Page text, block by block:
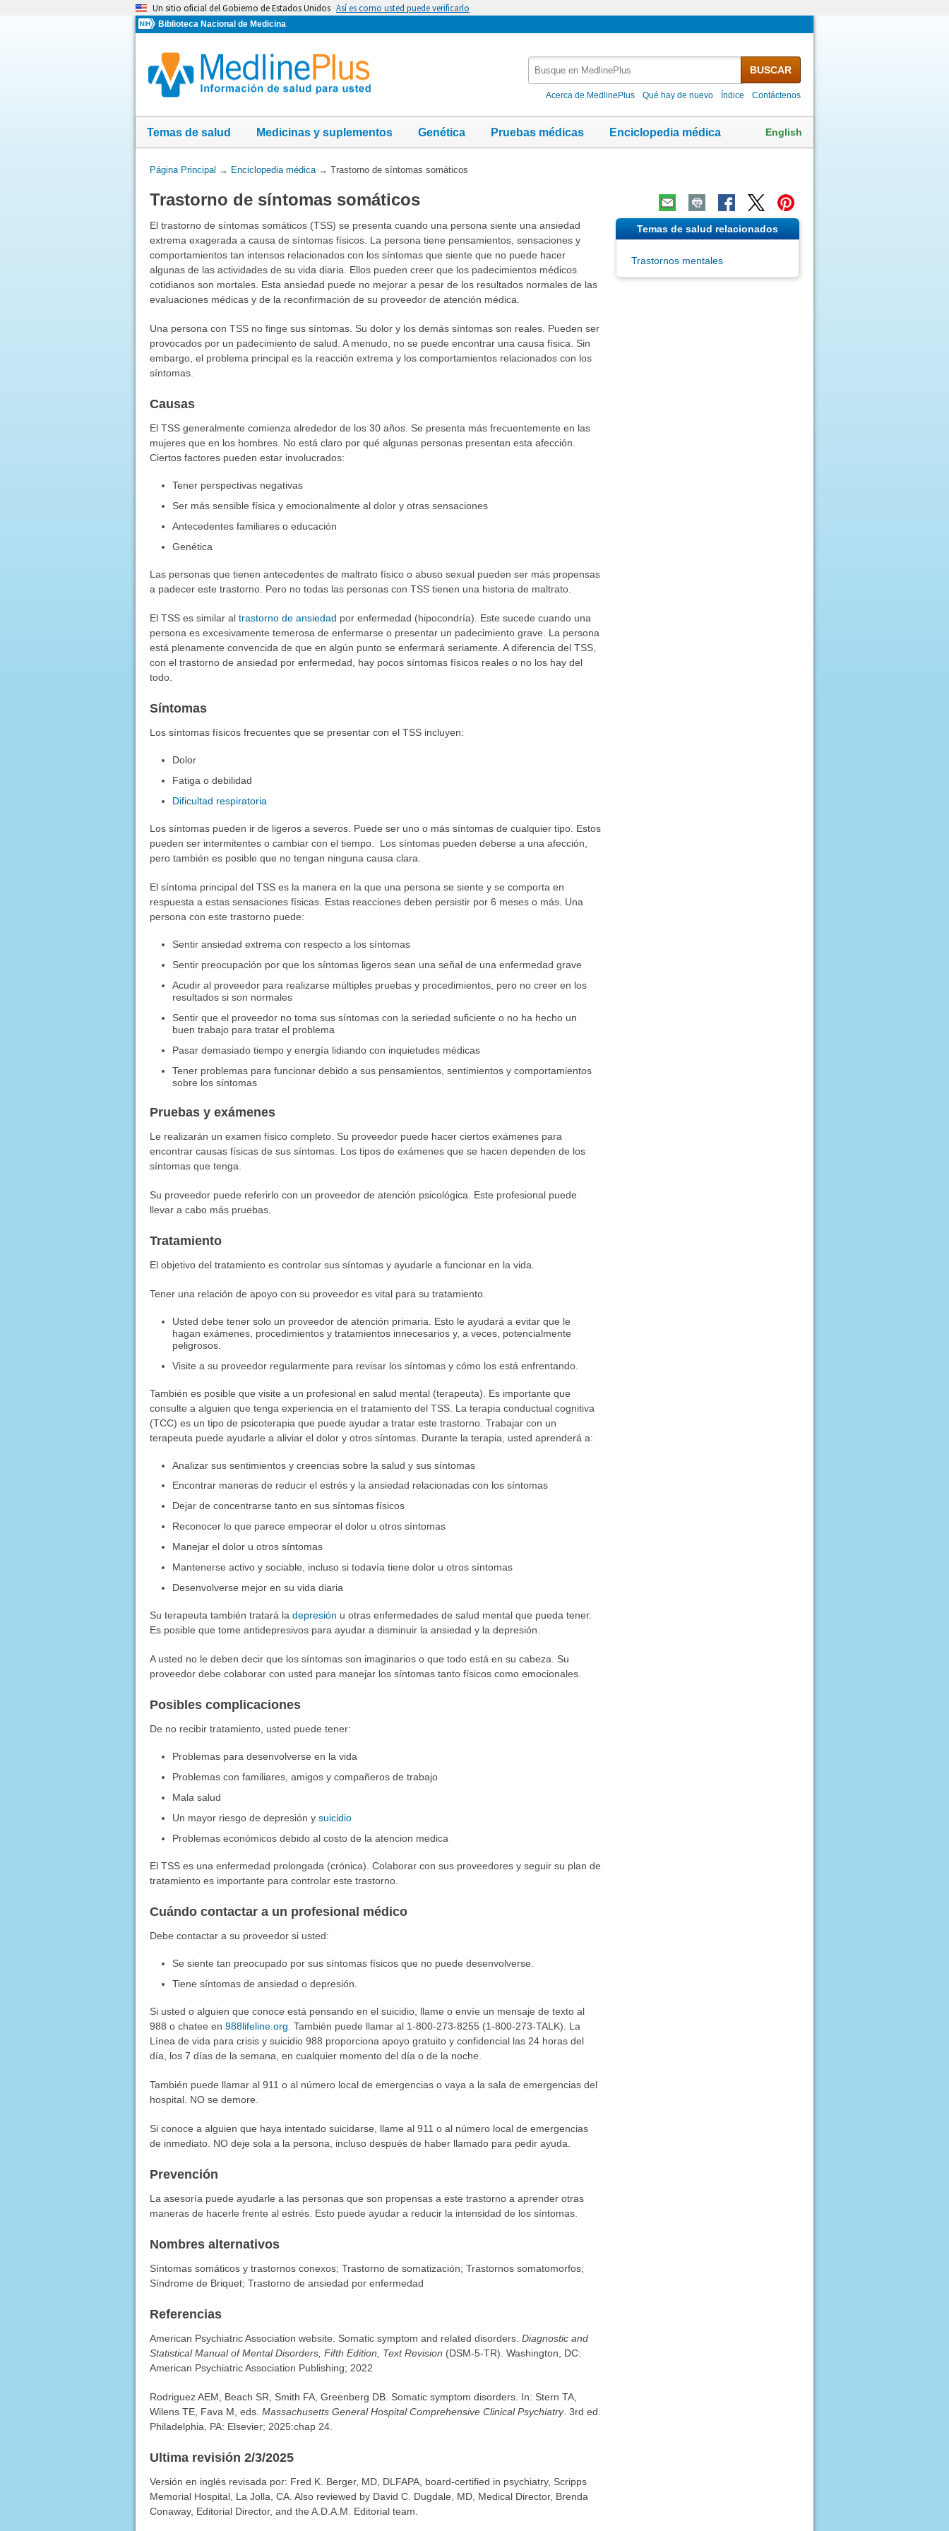
Un sitio oficial del Gobierno de Estados Unidos Así es como usted puede verificarlo
Biblioteca Nacional de Medicina
MedlinePlus
BUSCAR
Acerca de MedlinePlus Qué hay de nuevo Índice Contáctenos
Temas de salud Medicinas y suplementos Genética Pruebas médicas Enciclopedia médica English
Usted
aquí:
Página Principal → Enciclopedia médica→ Trastorno de síntomas somáticos
Trastorno de síntomas somáticos
El trastorno de síntomas somáticos (TSS) se presenta cuando una persona siente una ansiedad
extrema exagerada a causa de síntomas físicos. La persona tiene pensamientos, sensaciones y
comportamientos tan intensos relacionados con los síntomas que siente que no puede hacer
algunas de las actividades de su vida diaria. Ellos pueden creer que los padecimientos médicos
cotidianos son mortales. Esta ansiedad puede no mejorar a pesar de los resultados normales de las
evaluaciones médicas y de la reconfirmación de su proveedor de atención médica.
Una persona con TSS no finge sus síntomas. Su dolor y los demás síntomas son reales. Pueden ser
provocados por un padecimiento de salud. A menudo, no se puede encontrar una causa física. Sin
embargo, el problema principal es la reacción extrema y los comportamientos relacionados con los
síntomas.
Causas
El TSS generalmente comienza alrededor de los 30 años. Se presenta más frecuentemente en las
mujeres que en los hombres. No está claro por qué algunas personas presentan esta afección.
Ciertos factores pueden estar involucrados:
Tener perspectivas negativas
Ser más sensible física y emocionalmente al dolor y otras sensaciones
Antecedentes familiares o educación
Genética
Las personas que tienen antecedentes de maltrato físico o abuso sexual pueden ser más propensas
a padecer este trastorno. Pero no todas las personas con TSS tienen una historia de maltrato.
El TSS es similar al trastorno de ansiedad por enfermedad (hipocondría). Este sucede cuando una
persona es excesivamente temerosa de enfermarse o presentar un padecimiento grave. La persona
está plenamente convencida de que en algún punto se enfermará seriamente. A diferencia del TSS,
con el trastorno de ansiedad por enfermedad, hay pocos síntomas físicos reales o no los hay del
todo.
Síntomas
Los síntomas físicos frecuentes que se presentar con el TSS incluyen:
Dolor
Fatiga o debilidad
Dificultad respiratoria
Los síntomas pueden ir de ligeros a severos. Puede ser uno o más síntomas de cualquier tipo. Estos
pueden ser intermitentes o cambiar con el tiempo. Los síntomas pueden deberse a una afección,
pero también es posible que no tengan ninguna causa clara.
El síntoma principal del TSS es la manera en la que una persona se siente y se comporta en
respuesta a estas sensaciones físicas. Estas reacciones deben persistir por 6 meses o más. Una
persona con este trastorno puede:
Sentir ansiedad extrema con respecto a los síntomas
Sentir preocupación por que los síntomas ligeros sean una señal de una enfermedad grave
Acudir al proveedor para realizarse múltiples pruebas y procedimientos, pero no creer en los
resultados si son normales
Sentir que el proveedor no toma sus síntomas con la seriedad suficiente o no ha hecho un
buen trabajo para tratar el problema
Pasar demasiado tiempo y energía lidiando con inquietudes médicas
Tener problemas para funcionar debido a sus pensamientos, sentimientos y comportamientos
sobre los síntomas
Pruebas y exámenes
Le realizarán un examen físico completo. Su proveedor puede hacer ciertos exámenes para
encontrar causas físicas de sus síntomas. Los tipos de exámenes que se hacen dependen de los
síntomas que tenga.
Su proveedor puede referirlo con un proveedor de atención psicológica. Este profesional puede
llevar a cabo más pruebas.
Tratamiento
El objetivo del tratamiento es controlar sus síntomas y ayudarle a funcionar en la vida.
Tener una relación de apoyo con su proveedor es vital para su tratamiento.
Usted debe tener solo un proveedor de atención primaria. Esto le ayudará a evitar que le
hagan exámenes, procedimientos y tratamientos innecesarios y, a veces, potencialmente
peligrosos.
Visite a su proveedor regularmente para revisar los síntomas y cómo los está enfrentando.
También es posible que visite a un profesional en salud mental (terapeuta). Es importante que
consulte a alguien que tenga experiencia en el tratamiento del TSS. La terapia conductual cognitiva
(TCC) es un tipo de psicoterapia que puede ayudar a tratar este trastorno. Trabajar con un
terapeuta puede ayudarle a aliviar el dolor y otros síntomas. Durante la terapia, usted aprenderá a:
Analizar sus sentimientos y creencias sobre la salud y sus síntomas
Encontrar maneras de reducir el estrés y la ansiedad relacionadas con los síntomas
Dejar de concentrarse tanto en sus síntomas físicos
Reconocer lo que parece empeorar el dolor u otros síntomas
Manejar el dolor u otros síntomas
Mantenerse activo y sociable, incluso si todavía tiene dolor u otros síntomas
Desenvolverse mejor en su vida diaria
Su terapeuta también tratará la depresión u otras enfermedades de salud mental que pueda tener.
Es posible que tome antidepresivos para ayudar a disminuir la ansiedad y la depresión.
A usted no le deben decir que los síntomas son imaginarios o que todo está en su cabeza. Su
proveedor debe colaborar con usted para manejar los síntomas tanto físicos como emocionales.
Posibles complicaciones
De no recibir tratamiento, usted puede tener:
Problemas para desenvolverse en la vida
Problemas con familiares, amigos y compañeros de trabajo
Mala salud
Un mayor riesgo de depresión ysuicidio
Problemas económicos debido al costo de la atencion medica
El TSS es una enfermedad prolongada (crónica). Colaborar con sus proveedores y seguir su plan de
tratamiento es importante para controlar este trastorno.
Cuándo contactar a un profesional médico
Debe contactar a su proveedor si usted:
Se siente tan preocupado por sus síntomas físicos que no puede desenvolverse.
Tiene síntomas de ansiedad o depresión.
Si usted o alguien que conoce está pensando en el suicidio, llame o envíe un mensaje de texto al
988 o chatee en 988lifeline.org. También puede llamar al 1-800-273-8255 (1-800-273-TALK). La
Línea de vida para crisis y suicidio 988 proporciona apoyo gratuito y confidencial las 24 horas del
día, los 7 días de la semana, en cualquier momento del día o de la noche.
También puede llamar al 911 o al número local de emergencias o vaya a la sala de emergencias del
hospital. NO se demore.
Si conoce a alguien que haya intentado suicidarse, llame al 911 o al número local de emergencias
de inmediato. NO deje sola a la persona, incluso después de haber llamado para pedir ayuda.
Prevención
La asesoría puede ayudarle a las personas que son propensas a este trastorno a aprender otras
maneras de hacerle frente al estrés. Esto puede ayudar a reducir la intensidad de los síntomas.
Nombres alternativos
Síntomas somáticos y trastornos conexos; Trastorno de somatización; Trastornos somatomorfos;
Síndrome de Briquet; Trastorno de ansiedad por enfermedad
Referencias
American Psychiatric Association website. Somatic symptom and related disorders. Diagnostic and
Statistical Manual of Mental Disorders, Fifth Edition, Text Revision (DSM-5-TR). Washington, DC:
American Psychiatric Association Publishing; 2022
Rodriguez AEM, Beach SR, Smith FA, Greenberg DB. Somatic symptom disorders. In: Stern TA,
Wilens TE, Fava M, eds. Massachusetts General Hospital Comprehensive Clinical Psychiatry. 3rd ed.
Philadelphia, PA: Elsevier; 2025:chap 24.
Ultima revisión 2/3/2025
Versión en inglés revisada por: Fred K. Berger, MD, DLFAPA, board-certified in psychiatry, Scripps
Memorial Hospital, La Jolla, CA. Also reviewed by David C. Dugdale, MD, Medical Director, Brenda
Conaway, Editorial Director, and the A.D.A.M. Editorial team.
Temas de salud relacionados
Trastornos mentales